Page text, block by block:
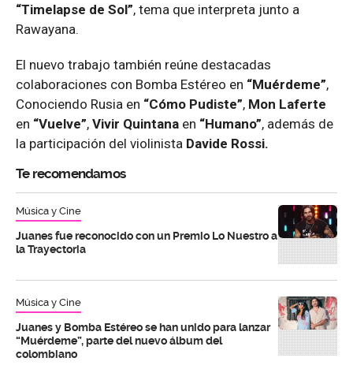
“Timelapse de Sol”, tema que interpreta junto a
Rawayana.
El nuevo trabajo también reúne destacadas
colaboraciones con Bomba Estéreo en “Muérdeme”,
Conociendo Rusia en “Cómo Pudiste”, Mon Laferte
en “Vuelve”, Vivir Quintana en “Humano”, además de
la participación del violinista Davide Rossi.
Te recomendamos
Música y Cine
Juanes fue reconocido con un Premio Lo Nuestro a
la Trayectoria
Música y Cine
Juanes y Bomba Estéreo se han unido para lanzar
“Muérdeme”, parte del nuevo álbum del
colombiano